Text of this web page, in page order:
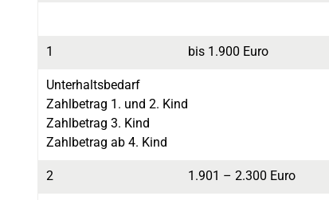
1 bis 1.900 Euro
Unterhaltsbedarf
Zahlbetrag 1. und 2. Kind
Zahlbetrag 3. Kind
Zahlbetrag ab 4. Kind
2 1.901 – 2.300 Euro